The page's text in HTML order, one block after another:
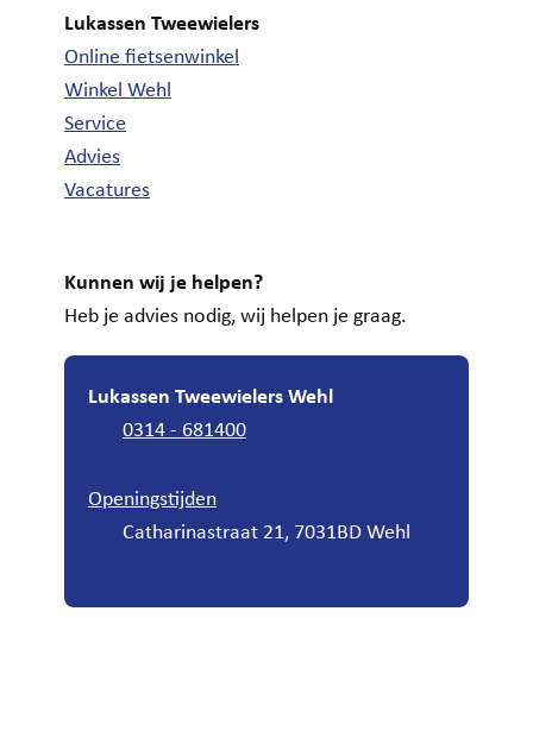
Lukassen Tweewielers
Online fietsenwinkel
Winkel Wehl
Service
Advies
Vacatures
Kunnen wij je helpen?
Heb je advies nodig, wij helpen je graag.
Lukassen Tweewielers Wehl
0314 - 681400
Openingstijden
Catharinastraat 21, 7031BD Wehl